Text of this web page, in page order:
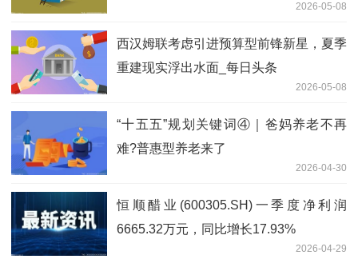
2026-05-08
西汉姆联考虑引进预算型前锋新星，夏季
重建现实浮出水面_每日头条
2026-05-08
“十五五”规划关键词④｜爸妈养老不再
难?普惠型养老来了
2026-04-30
恒顺醋业(600305.SH)一季度净利润
6665.32万元，同比增长17.93%
2026-04-29